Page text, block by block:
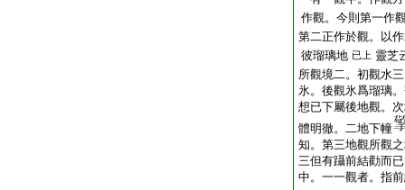
作觀。今則第一作
第二正作於觀。以
彼瑠璃地 已上 靈芝
所觀境二。初觀水
氷。後觀氷爲瑠璃
想已下屬後地觀。
體明徹。二地下幢
知。第三地觀所觀
三但有躡前結勸而
中。一一觀者。指